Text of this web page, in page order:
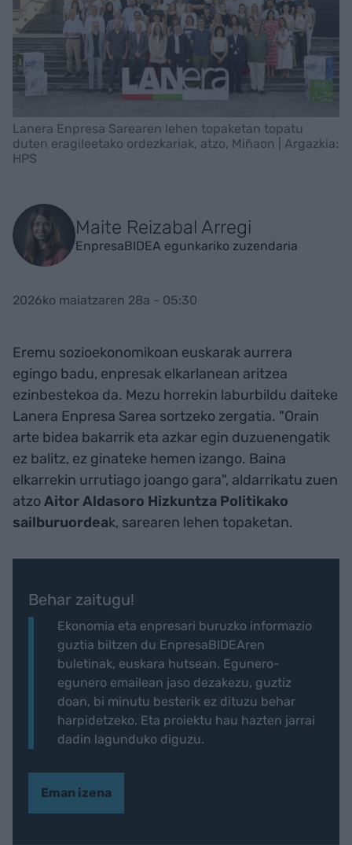
Lanera Enpresa Sarearen lehen topaketan topatu
duten eragileetako ordezkariak, atzo, Miñaon | Argazkia:
HPS
Maite Reizabal Arregi
EnpresaBIDEA egunkariko zuzendaria
2026ko maiatzaren 28a - 05:30
Eremu sozioekonomikoan euskarak aurrera
egingo badu, enpresak elkarlanean aritzea
ezinbestekoa da. Mezu horrekin laburbildu daiteke
Lanera Enpresa Sarea sortzeko zergatia. "Orain
arte bidea bakarrik eta azkar egin duzuenengatik
ez balitz, ez ginateke hemen izango. Baina
elkarrekin urrutiago joango gara", aldarrikatu zuen
atzoAitor Aldasoro Hizkuntza Politikako
sailburuordeak, sarearen lehen topaketan.
Behar zaitugu!
Ekonomia eta enpresari buruzko informazio
guztia biltzen du EnpresaBIDEAren
buletinak, euskara hutsean. Egunero-
egunero emailean jaso dezakezu, guztiz
doan, bi minutu besterik ez dituzu behar
harpidetzeko. Eta proiektu hau hazten jarrai
dadin lagunduko diguzu.
Eman izena